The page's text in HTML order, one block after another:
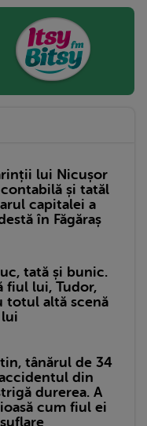
lui Nicușor
contabilă și tatăl
capitalei a
în Făgăraș
tată și bunic.
fiul lui, Tudor,
totul altă scenă
tânărul de 34
din
durerea. A
cum fiul ei